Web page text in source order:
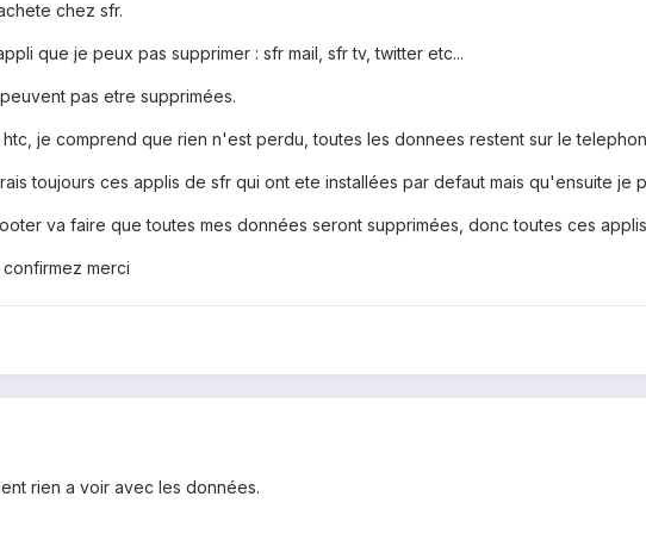
chez sfr.
que je peux pas supprimer : sfr mail, sfr tv, twitter etc...
pas etre supprimées.
je comprend que rien n'est perdu, toutes les donnees restent sur le
toujours ces applis de sfr qui ont ete installées par defaut mais qu'ensuite je
va faire que toutes mes données seront supprimées, donc toutes ces
merci
rien a voir avec les données.